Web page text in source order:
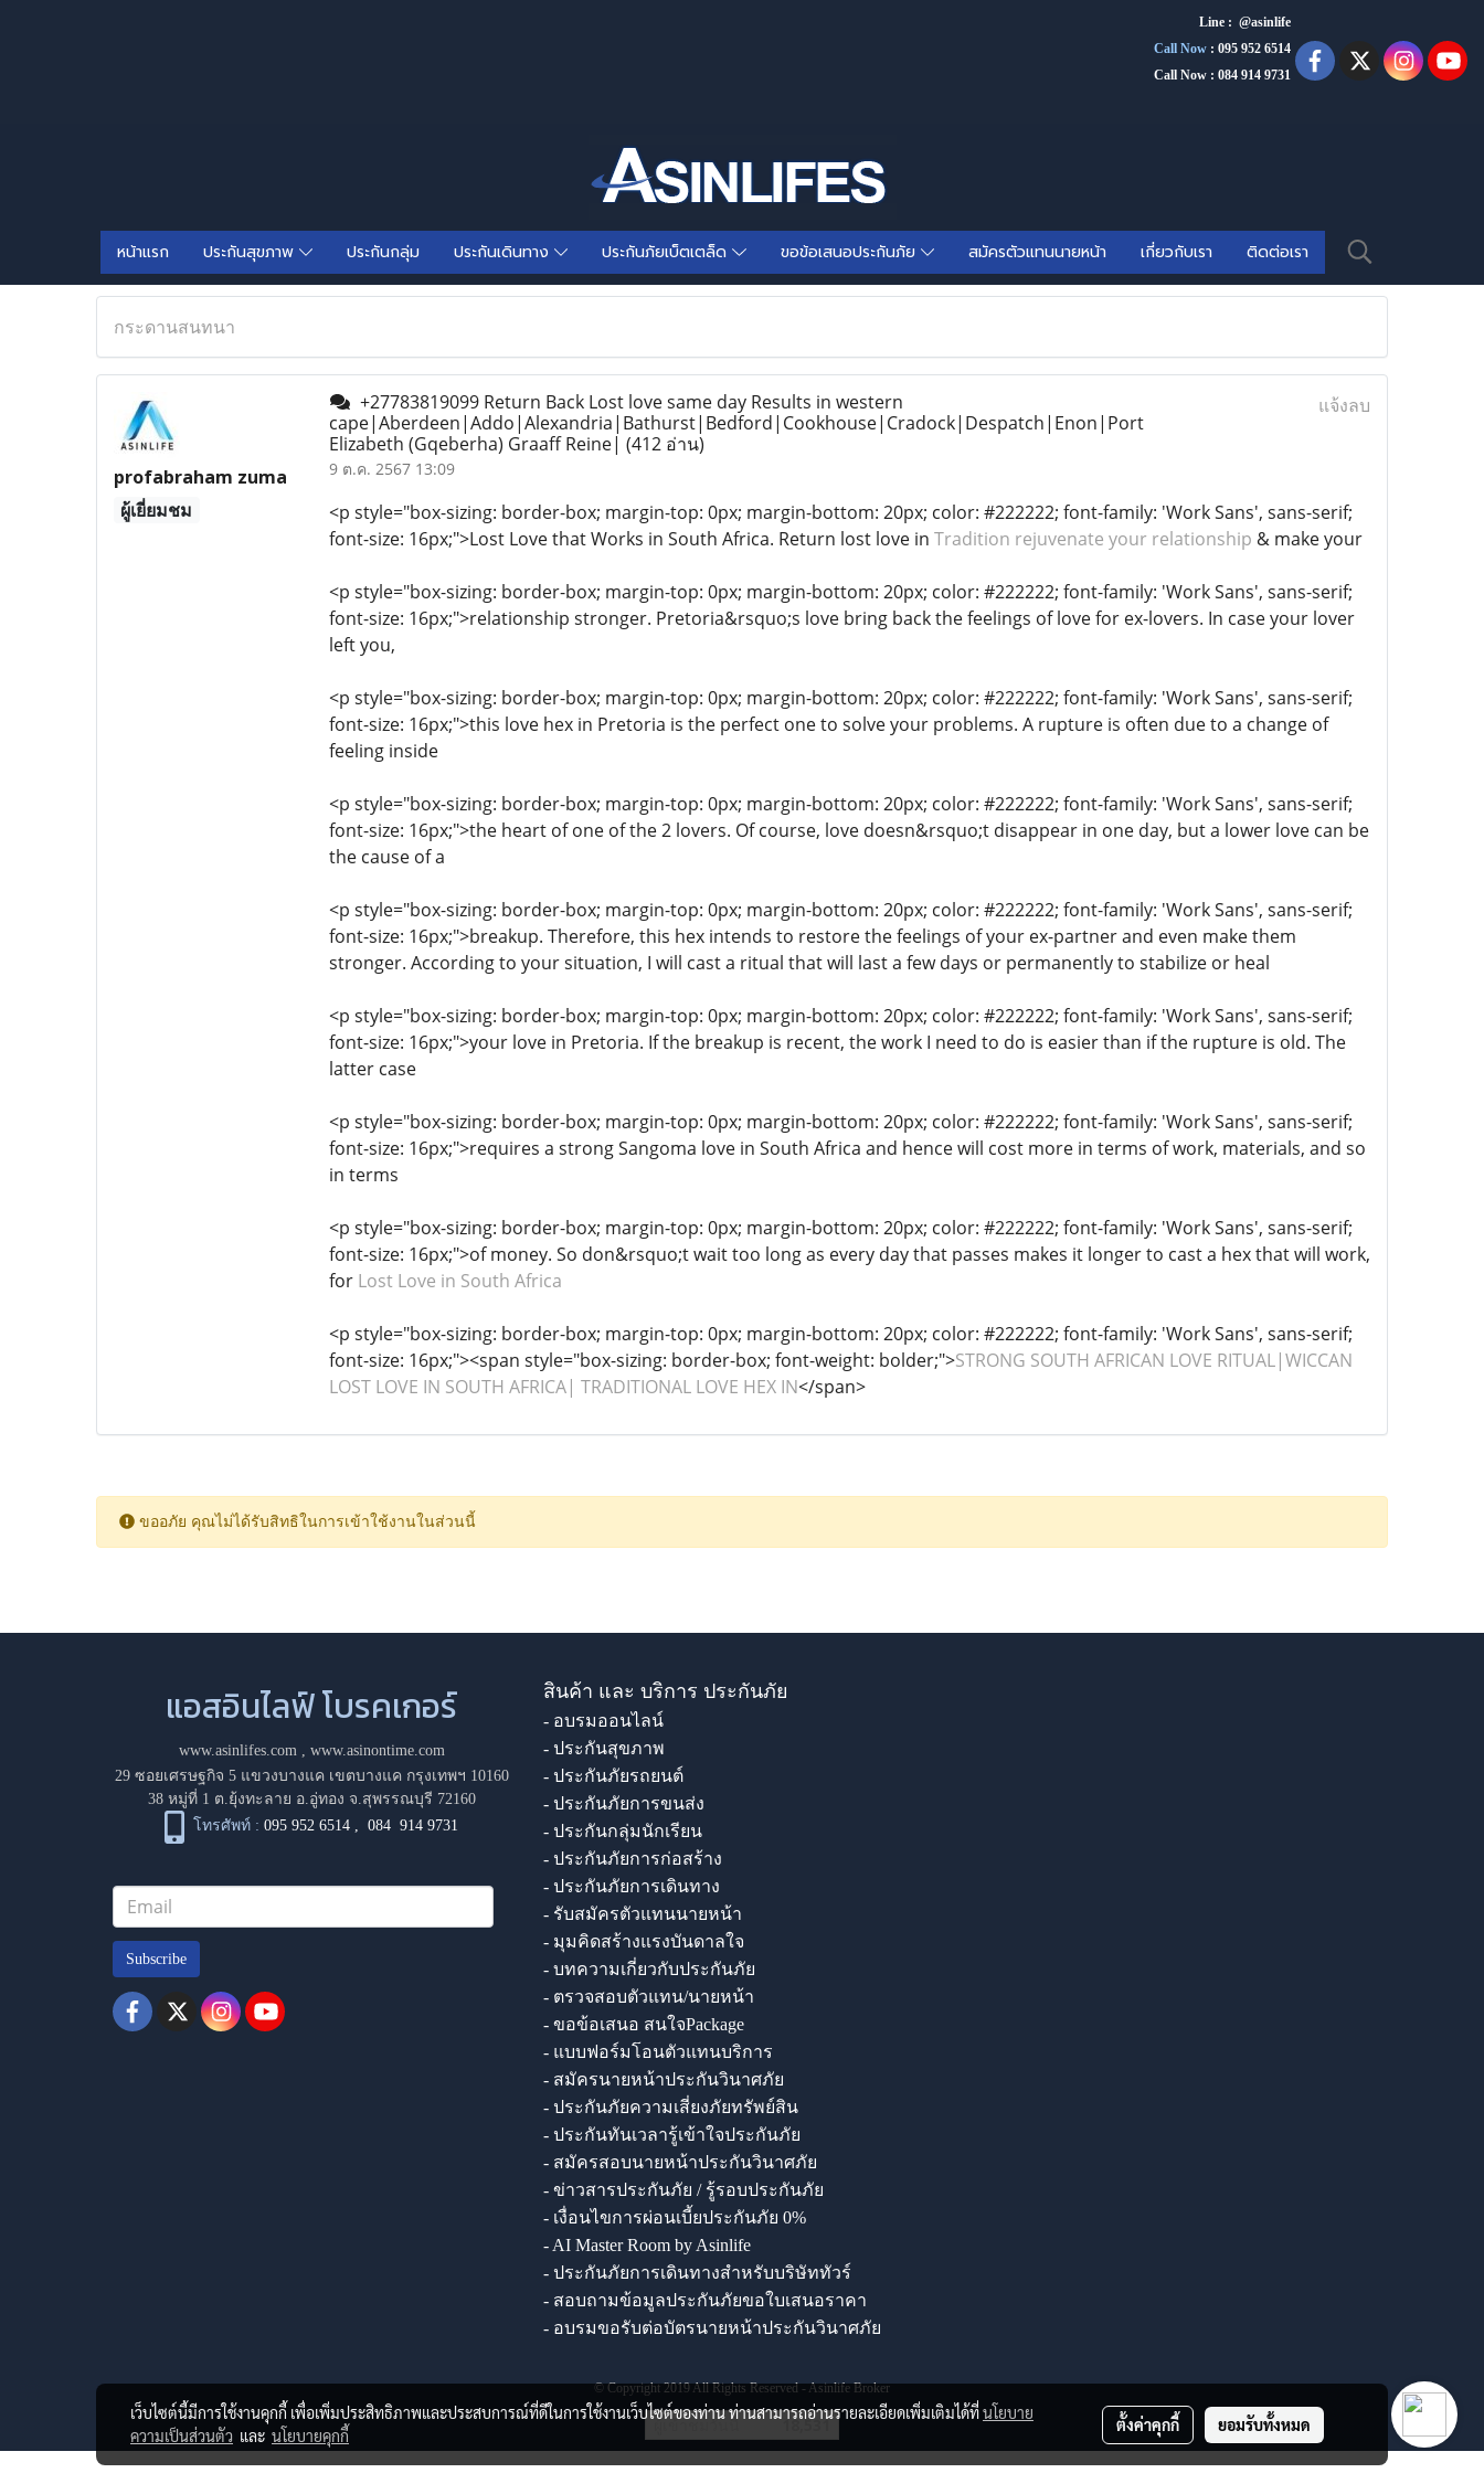
Line : @asinlife
Call Now : 095 952 6514
Call Now : 084 914 9731
หน้าแรก ประกันสุขภาพ ประกันกลุ่ม ประกันเดินทาง ประกันภัยเบ็ตเตล็ด ขอข้อเสนอประกันภัย สมัครตัวแทนนายหน้า เกี่ยวกับเรา ติดต่อเรา
กระดานสนทนา
profabraham zuma
ผู้เยี่ยมชม
+27783819099 Return Back Lost love same day Results in western
cape|Aberdeen|Addo|Alexandria|Bathurst|Bedford|Cookhouse|Cradock|Despatch|Enon|Port
Elizabeth (Gqeberha) Graaff Reine| (412 อ่าน)
9 ต.ค. 2567 13:09
แจ้งลบ
<p style="box-sizing: border-box; margin-top: 0px; margin-bottom: 20px; color: #222222; font-family: 'Work Sans', sans-serif;
font-size: 16px;">Lost Love that Works in South Africa. Return lost love in Tradition rejuvenate your relationship & make your
<p style="box-sizing: border-box; margin-top: 0px; margin-bottom: 20px; color: #222222; font-family: 'Work Sans', sans-serif;
font-size: 16px;">relationship stronger. Pretoria&rsquo;s love bring back the feelings of love for ex-lovers. In case your lover
left you,
<p style="box-sizing: border-box; margin-top: 0px; margin-bottom: 20px; color: #222222; font-family: 'Work Sans', sans-serif;
font-size: 16px;">this love hex in Pretoria is the perfect one to solve your problems. A rupture is often due to a change of
feeling inside
<p style="box-sizing: border-box; margin-top: 0px; margin-bottom: 20px; color: #222222; font-family: 'Work Sans', sans-serif;
font-size: 16px;">the heart of one of the 2 lovers. Of course, love doesn&rsquo;t disappear in one day, but a lower love can be
the cause of a
<p style="box-sizing: border-box; margin-top: 0px; margin-bottom: 20px; color: #222222; font-family: 'Work Sans', sans-serif;
font-size: 16px;">breakup. Therefore, this hex intends to restore the feelings of your ex-partner and even make them
stronger. According to your situation, I will cast a ritual that will last a few days or permanently to stabilize or heal
<p style="box-sizing: border-box; margin-top: 0px; margin-bottom: 20px; color: #222222; font-family: 'Work Sans', sans-serif;
font-size: 16px;">your love in Pretoria. If the breakup is recent, the work I need to do is easier than if the rupture is old. The
latter case
<p style="box-sizing: border-box; margin-top: 0px; margin-bottom: 20px; color: #222222; font-family: 'Work Sans', sans-serif;
font-size: 16px;">requires a strong Sangoma love in South Africa and hence will cost more in terms of work, materials, and so
in terms
<p style="box-sizing: border-box; margin-top: 0px; margin-bottom: 20px; color: #222222; font-family: 'Work Sans', sans-serif;
font-size: 16px;">of money. So don&rsquo;t wait too long as every day that passes makes it longer to cast a hex that will work,
for Lost Love in South Africa
<p style="box-sizing: border-box; margin-top: 0px; margin-bottom: 20px; color: #222222; font-family: 'Work Sans', sans-serif;
font-size: 16px;"><span style="box-sizing: border-box; font-weight: bolder;">STRONG SOUTH AFRICAN LOVE RITUAL|WICCAN
LOST LOVE IN SOUTH AFRICA| TRADITIONAL LOVE HEX IN</span>
ขออภัย คุณไม่ได้รับสิทธิในการเข้าใช้งานในส่วนนี้
แอสอินไลฟ์ โบรคเกอร์
www.asinlifes.com, www.asinontime.com
29 ซอยเศรษฐกิจ 5 แขวงบางแค เขตบางแค กรุงเทพฯ 10160
38 หมู่ที่ 1 ต.ยุ้งทะลาย อ.อู่ทอง จ.สุพรรณบุรี 72160
โทรศัพท์ : 095 952 6514 ,084 914 9731
Subscribe
สินค้า และ บริการ ประกันภัย
- อบรมออนไลน์
- ประกันสุขภาพ
- ประกันภัยรถยนต์
- ประกันภัยการขนส่ง
- ประกันกลุ่มนักเรียน
- ประกันภัยการก่อสร้าง
- ประกันภัยการเดินทาง
- รับสมัครตัวแทนนายหน้า
- มุมคิดสร้างแรงบันดาลใจ
- บทความเกี่ยวกับประกันภัย
- ตรวจสอบตัวแทน/นายหน้า
- ขอข้อเสนอ สนใจPackage
- แบบฟอร์มโอนตัวแทนบริการ
- สมัครนายหน้าประกันวินาศภัย
- ประกันภัยความเสี่ยงภัยทรัพย์สิน
- ประกันทันเวลารู้เข้าใจประกันภัย
- สมัครสอบนายหน้าประกันวินาศภัย
- ข่าวสารประกันภัย / รู้รอบประกันภัย
- เงื่อนไขการผ่อนเบี้ยประกันภัย 0%
- AI Master Room by Asinlife
- ประกันภัยการเดินทางสำหรับบริษัททัวร์
- สอบถามข้อมูลประกันภัยขอใบเสนอราคา
- อบรมขอรับต่อบัตรนายหน้าประกันวินาศภัย
© Copyright 2019 All Rights Reserved - Asinlife Broker
ผู้เข้าชมวันนี้ 18,531
เว็บไซต์นี้มีการใช้งานคุกกี้ เพื่อเพิ่มประสิทธิภาพและประสบการณ์ที่ดีในการใช้งานเว็บไซต์ของท่าน ท่านสามารถอ่านรายละเอียดเพิ่มเติมได้ที่นโยบาย
ความเป็นส่วนตัว และ นโยบายคุกกี้
ตั้งค่าคุกกี้ ยอมรับทั้งหมด